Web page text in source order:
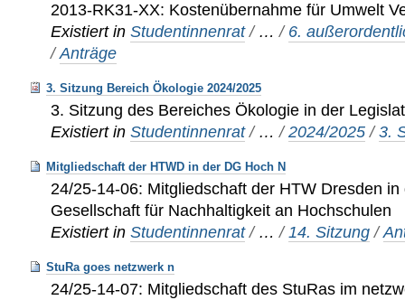
2013-RK31-XX: Kostenübernahme für Umwelt
Existiert in Studentinnenrat / …/ 6.
/Anträge
3. Sitzung Bereich Ökologie 2024/2025
3. Sitzung des Bereiches Ökologie in der
Existiert in Studentinnenrat / …/2024/2025 /3.
Mitgliedschaft der HTWD in der DG Hoch N
24/25-14-06: Mitgliedschaft der HTW Dresden
Gesellschaft für Nachhaltigkeit an Hochschulen
Existiert in Studentinnenrat / …/14. Sitzung /
StuRa goes netzwerk n
24/25-14-07: Mitgliedschaft des StuRas im